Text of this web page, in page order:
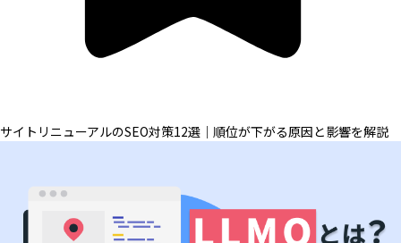
サイトリニューアルのSEO対策12選｜順位が下がる原因と影響を解説